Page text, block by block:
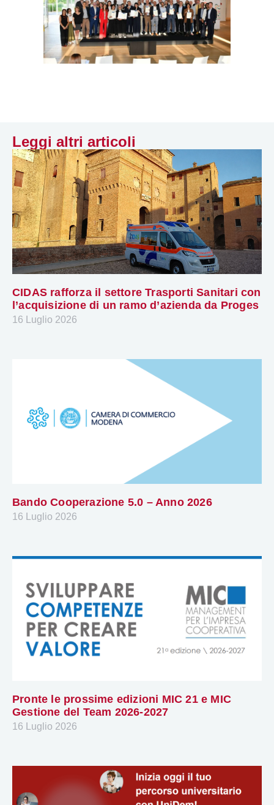
Leggi altri articoli
CIDAS rafforza il settore Trasporti Sanitari con
l’acquisizione di un ramo d’azienda da Proges
16 Luglio 2026
Bando Cooperazione 5.0 – Anno 2026
16 Luglio 2026
Pronte le prossime edizioni MIC 21 e MIC
Gestione del Team 2026-2027
16 Luglio 2026